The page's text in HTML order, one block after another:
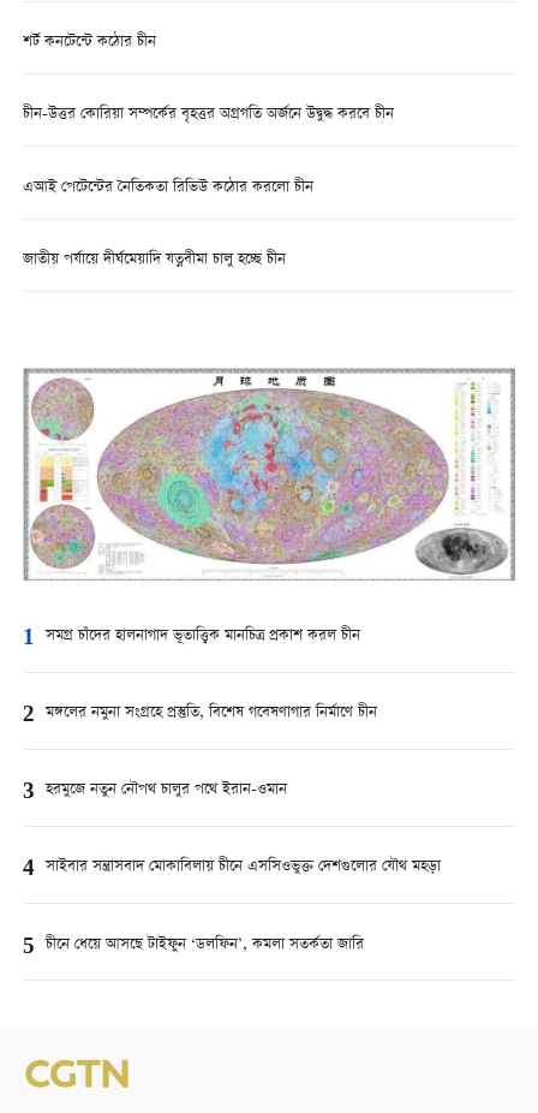
শর্ট কনটেন্টে কঠোর চীন
চীন-উত্তর কোরিয়া সম্পর্কের বৃহত্তর অগ্রগতি অর্জনে উদ্বুদ্ধ করবে চীন
এআই পেটেন্টের নৈতিকতা রিভিউ কঠোর করলো চীন
জাতীয় পর্যায়ে দীর্ঘমেয়াদি যত্নবীমা চালু হচ্ছে চীন
1 সমগ্র চাঁদের হালনাগাদ ভূতাত্ত্বিক মানচিত্র প্রকাশ করল চীন
2 মঙ্গলের নমুনা সংগ্রহে প্রস্তুতি, বিশেষ গবেষণাগার নির্মাণে চীন
3 হরমুজে নতুন নৌপথ চালুর পথে ইরান-ওমান
4 সাইবার সন্ত্রাসবাদ মোকাবিলায় চীনে এসসিওভুক্ত দেশগুলোর যৌথ মহড়া
5 চীনে ধেয়ে আসছে টাইফুন ‘ডলফিন’, কমলা সতর্কতা জারি